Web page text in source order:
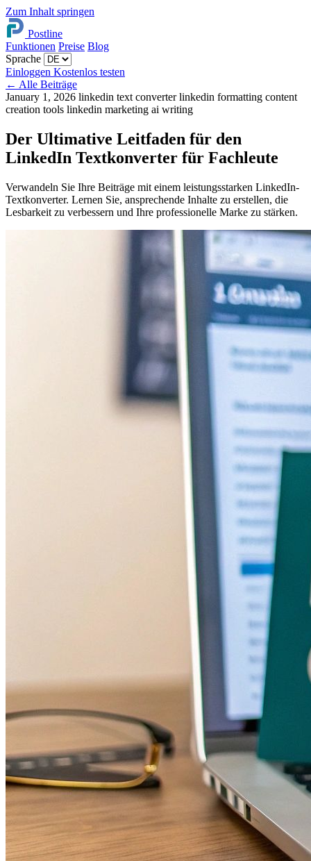
Zum Inhalt springen
Postline
Funktionen Preise Blog
Sprache
Einloggen Kostenlos testen
← Alle Beiträge
January 1, 2026 linkedin text converterlinkedin formatting content
creation tools linkedin marketing ai writing
Der Ultimative Leitfaden für den
LinkedIn Textkonverter für Fachleute
Verwandeln Sie Ihre Beiträge mit einem leistungsstarken LinkedIn-
Textkonverter. Lernen Sie, ansprechende Inhalte zu erstellen, die
Lesbarkeit zu verbessern und Ihre professionelle Marke zu stärken.